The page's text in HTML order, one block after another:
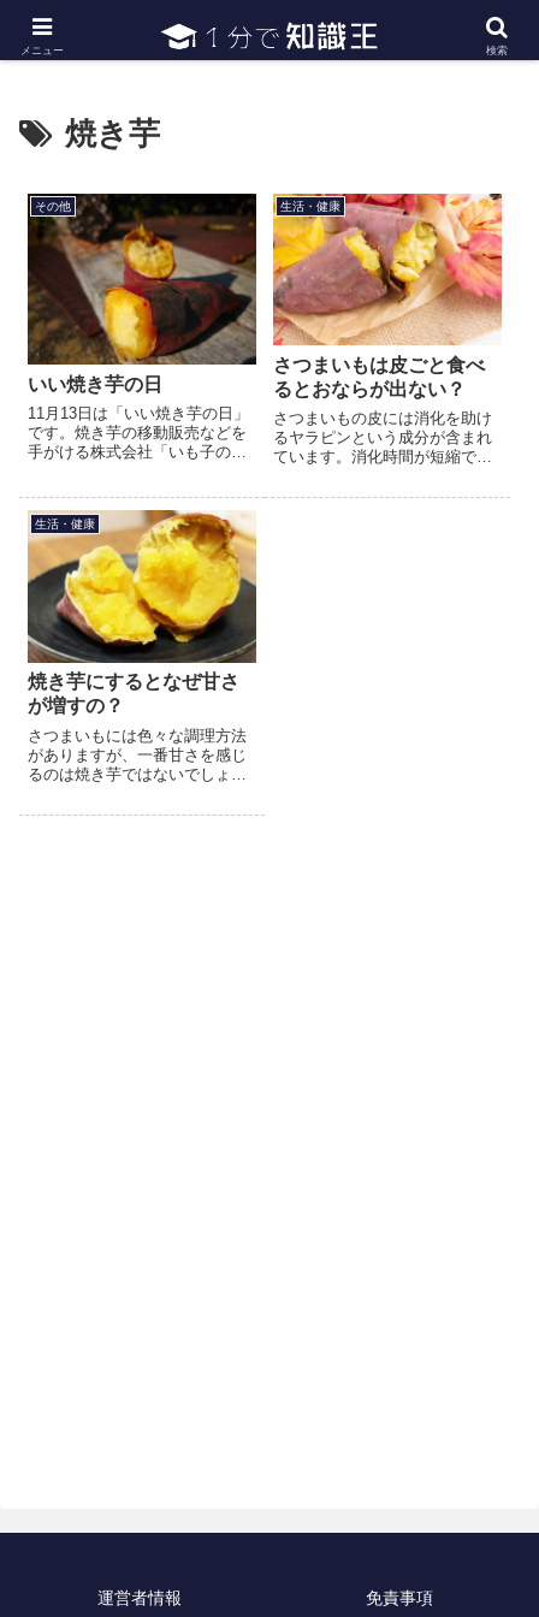
日常で必要な常識・知識や雑学・豆知識を幅広く紹介
焼き芋
その他
いい焼き芋の日
11月13日は「いい焼き芋の日」
です。焼き芋の移動販売などを
手がける株式会社「いも子のや
とで甘みが増すことから10月13
日の「さつまいもの日」の...
生活・健康
さつまいもは皮ごと食べ
るとおならが出ない？
さつまいもの皮には消化を助け
るヤラピンという成分が含まれ
ています。消化時間が短縮でき
能性があるといわれています
生活・健康
焼き芋にするとなぜ甘さ
が増すの？
さつまいもには色々な調理方法
がありますが、一番甘さを感じ
るのは焼き芋ではないでしょう
甘みはほとんどありません。焼
運営者情報 免責事項
メニュー 検索